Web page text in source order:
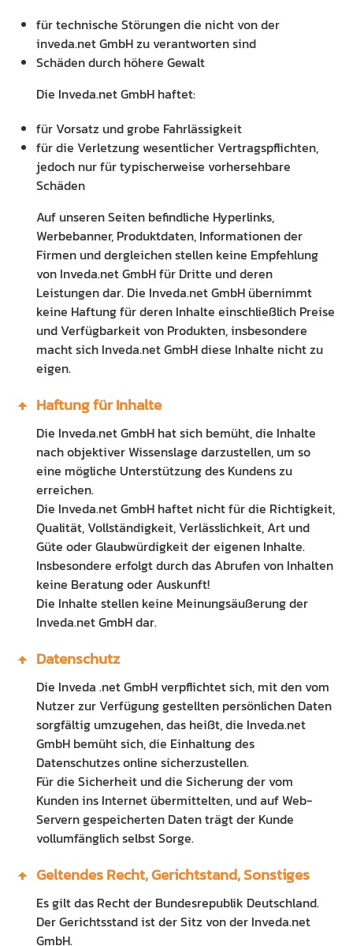
für technische Störungen die nicht von der
inveda.net GmbH zu verantworten sind
Schäden durch höhere Gewalt
Die Inveda.net GmbH haftet:
für Vorsatz und grobe Fahrlässigkeit
für die Verletzung wesentlicher Vertragspflichten,
jedoch nur für typischerweise vorhersehbare
Schäden
Auf unseren Seiten befindliche Hyperlinks,
Werbebanner, Produktdaten, Informationen der
Firmen und dergleichen stellen keine Empfehlung
von Inveda.net GmbH für Dritte und deren
Leistungen dar. Die Inveda.net GmbH übernimmt
keine Haftung für deren Inhalte einschließlich Preise
und Verfügbarkeit von Produkten, insbesondere
macht sich Inveda.net GmbH diese Inhalte nicht zu
eigen.
Haftung für Inhalte
Die Inveda.net GmbH hat sich bemüht, die Inhalte
nach objektiver Wissenslage darzustellen, um so
eine mögliche Unterstützung des Kundens zu
erreichen.
Die Inveda.net GmbH haftet nicht für die Richtigkeit,
Qualität, Vollständigkeit, Verlässlichkeit, Art und
Güte oder Glaubwürdigkeit der eigenen Inhalte.
Insbesondere erfolgt durch das Abrufen von Inhalten
keine Beratung oder Auskunft!
Die Inhalte stellen keine Meinungsäußerung der
Inveda.net GmbH dar.
Datenschutz
Die Inveda .net GmbH verpflichtet sich, mit den vom
Nutzer zur Verfügung gestellten persönlichen Daten
sorgfältig umzugehen, das heißt, die Inveda.net
GmbH bemüht sich, die Einhaltung des
Datenschutzes online sicherzustellen.
Für die Sicherheit und die Sicherung der vom
Kunden ins Internet übermittelten, und auf Web-
Servern gespeicherten Daten trägt der Kunde
vollumfänglich selbst Sorge.
Geltendes Recht, Gerichtstand, Sonstiges
Es gilt das Recht der Bundesrepublik Deutschland.
Der Gerichtsstand ist der Sitz von der Inveda.net
GmbH.